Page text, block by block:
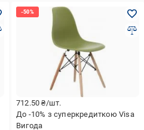
712.50₴/шт.
До -10% з суперкредиткою Visa
Вигода